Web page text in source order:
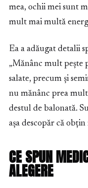
mea, ochii mei sunt
mult mai multă
Ea a adăugat detalii
„Mănânc mult pește
salate, precum și
nu mănânc prea
destul de balonată.
așa descopăr că
CE SPUN
ALEGERE